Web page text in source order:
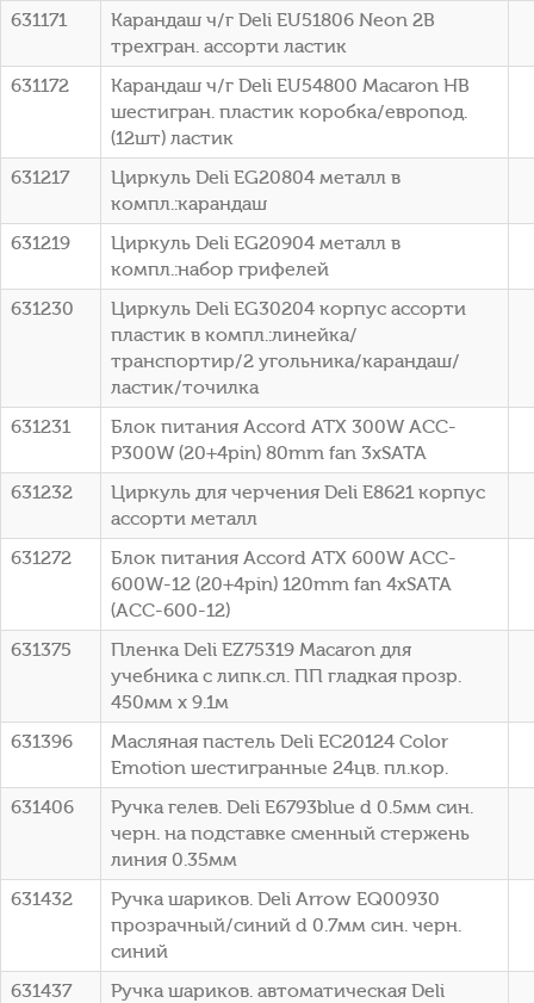
631171
Карандаш ч/г Deli EU51806 Neon 2B
трехгран. ассорти ластик
631172
Карандаш ч/г Deli EU54800 Macaron HB
шестигран. пластик коробка/европод.
(12шт) ластик
631217
Циркуль Deli EG20804 металл в
компл.:карандаш
631219
Циркуль Deli EG20904 металл в
компл.:набор грифелей
631230
Циркуль Deli EG30204 корпус ассорти
пластик в компл.:линейка/
транспортир/2 угольника/карандаш/
ластик/точилка
631231
Блок питания Accord ATX 300W ACC-
P300W (20+4pin) 80mm fan 3xSATA
631232
Циркуль для черчения Deli E8621 корпус
ассорти металл
631272
Блок питания Accord ATX 600W ACC-
600W-12 (20+4pin) 120mm fan 4xSATA
(ACC-600-12)
631375
Пленка Deli EZ75319 Macaron для
учебника с липк.сл. ПП гладкая прозр.
450мм x 9.1м
631396
Масляная пастель Deli EC20124 Color
Emotion шестигранные 24цв. пл.кор.
631406
Ручка гелев. Deli E6793blue d 0.5мм син.
черн. на подставке сменный стержень
линия 0.35мм
631432
Ручка шариков. Deli Arrow EQ00930
прозрачный/синий d 0.7мм син. черн.
синий
631437
Ручка шариков. автоматическая Deli